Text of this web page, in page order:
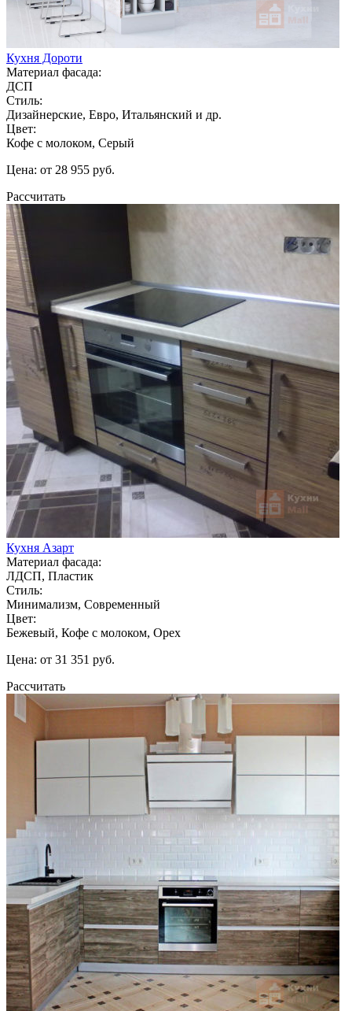
Кухня Дороти
Материал фасада:
ДСП
Стиль:
Дизайнерские, Евро, Итальянский и др.
Цвет:
Кофе с молоком, Серый
Цена: от 28 955 руб.
Рассчитать
Кухня Азарт
Материал фасада:
ЛДСП, Пластик
Стиль:
Минимализм, Современный
Цвет:
Бежевый, Кофе с молоком, Орех
Цена: от 31 351 руб.
Рассчитать